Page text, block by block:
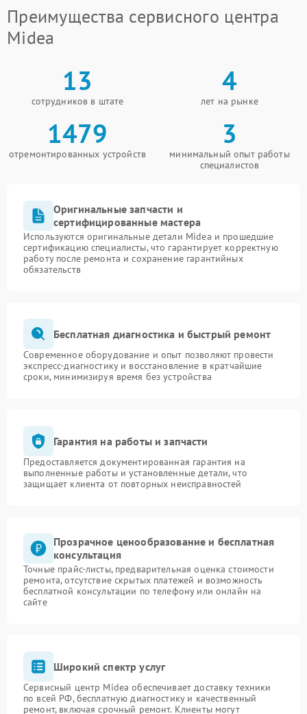
Преимущества сервисного центра
Midea
13
сотрудников в штате
4
лет на рынке
1479
отремонтированных устройств
3
минимальный опыт работы
специалистов
Оригинальные запчасти и
сертифицированные мастера
Используются оригинальные детали Midea и прошедшие
сертификацию специалисты, что гарантирует корректную
работу после ремонта и сохранение гарантийных
обязательств
Бесплатная диагностика и быстрый ремонт
Современное оборудование и опыт позволяют провести
экспресс-диагностику и восстановление в кратчайшие
сроки, минимизируя время без устройства
Гарантия на работы и запчасти
Предоставляется документированная гарантия на
выполненные работы и установленные детали, что
защищает клиента от повторных неисправностей
Прозрачное ценообразование и бесплатная
консультация
Точные прайс-листы, предварительная оценка стоимости
ремонта, отсутствие скрытых платежей и возможность
бесплатной консультации по телефону или онлайн на
сайте
Широкий спектр услуг
Сервисный центр Midea обеспечивает доставку техники
по всей РФ, бесплатную диагностику и качественный
ремонт, включая срочный ремонт. Клиенты могут